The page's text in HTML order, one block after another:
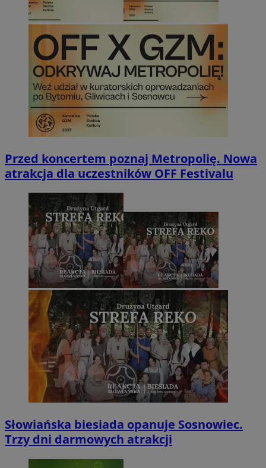
Przed koncertem poznaj Metropolię. Nowa
atrakcja dla uczestników OFF Festivalu
Słowiańska biesiada opanuje Sosnowiec.
Trzy dni darmowych atrakcji